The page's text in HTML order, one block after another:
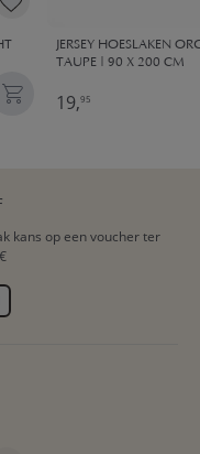
JERSEY HOESLAKEN
TAUPE | 90 X 200 CM
19,95
kans op een voucher ter